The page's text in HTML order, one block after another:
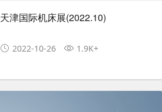
天津国际机床展(2022.10)
2022-10-26 1.9K+